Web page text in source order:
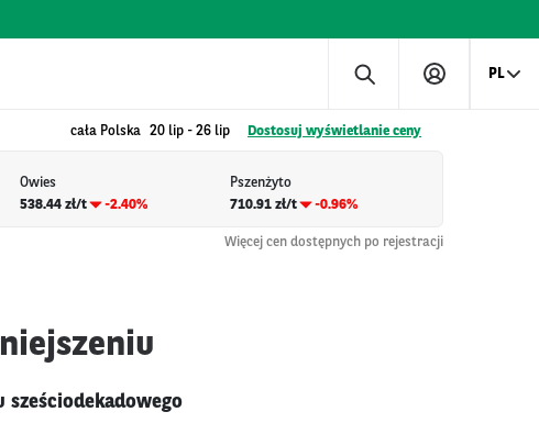
PL
cała Polska 20 lip - 26 lip Dostosuj wyświetlanie ceny
Owies
538.44 zł/t
-2.40%
Pszenżyto
710.91 zł/t
-0.96%
Więcej cen dostępnych po rejestracji